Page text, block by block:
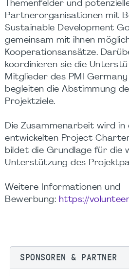
Themenfelder und
Partnerorganisationen mit
Sustainable Development
gemeinsam mit ihnen
Kooperationsansätze.
koordinieren sie die
Mitglieder des PMI
begleiten die Abstimmung
Projektziele.
Die Zusammenarbeit wird in
entwickelten Project
bildet die Grundlage für die
Unterstützung des
Weitere Informationen und
Bewerbung: https://
SPONSOREN & PARTNER